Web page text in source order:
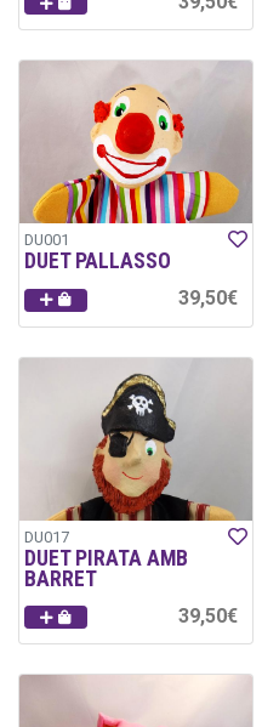
DU001
DUET PALLASSO
39,50€
DU017
DUET PIRATA AMB
BARRET
39,50€